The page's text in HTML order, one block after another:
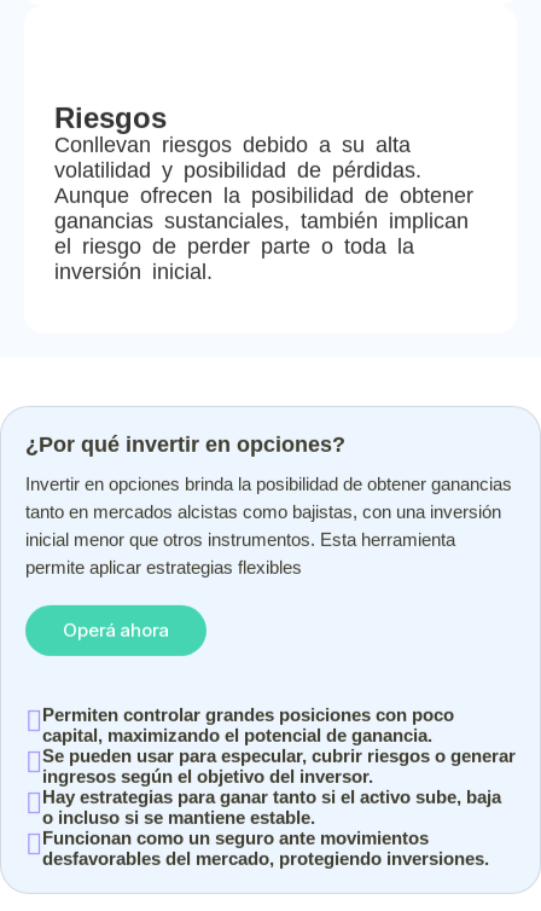
Riesgos
Conllevan riesgos debido a su alta
volatilidad y posibilidad de pérdidas.
Aunque ofrecen la posibilidad de obtener
ganancias sustanciales, también implican
el riesgo de perder parte o toda la
inversión inicial.
¿Por qué invertir en opciones?
Invertir en opciones brinda la posibilidad de obtener ganancias
tanto en mercados alcistas como bajistas, con una inversión
inicial menor que otros instrumentos. Esta herramienta
permite aplicar estrategias flexibles
Operá ahora
Permiten controlar grandes posiciones con poco
capital, maximizando el potencial de ganancia.
Se pueden usar para especular, cubrir riesgos o generar
ingresos según el objetivo del inversor.
Hay estrategias para ganar tanto si el activo sube, baja
o incluso si se mantiene estable.
Funcionan como un seguro ante movimientos
desfavorables del mercado, protegiendo inversiones.